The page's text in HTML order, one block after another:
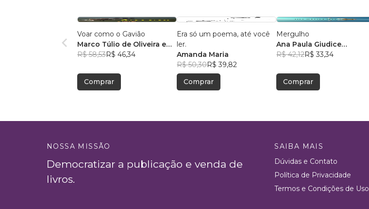
Voar como o Gavião
Marco Túlio de Oliveira e
Britto
R$ 58,53R$ 46,34
Comprar
Era só um poema, até você
ler.
Amanda Maria
R$ 50,30R$ 39,82
Comprar
Mergulho
Ana Paula Giudice
Anastacio
R$ 42,12R$ 33,34
Comprar
NOSSA MISSÃO
Democratizar a publicação e venda de
livros.
SAIBA MAIS
Dúvidas e Contato
Política de Privacidade
Termos e Condições de Uso